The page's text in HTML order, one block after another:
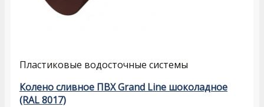
Пластиковые водосточные системы
Колено сливное ПВХ Grand Line шоколадное
(RAL 8017)